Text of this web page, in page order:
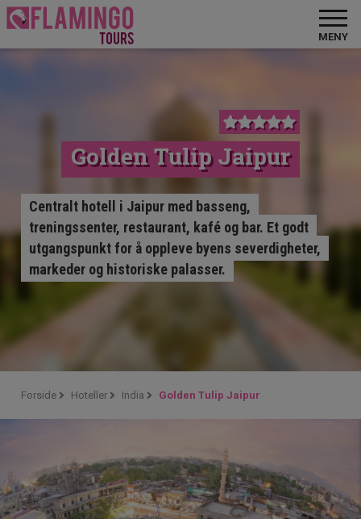
MENY
Golden Tulip Jaipur
Centralt hotell i Jaipur med basseng,
treningssenter, restaurant, kafé og bar. Et godt
utgangspunkt for å oppleve byens severdigheter,
markeder og historiske palasser.
Forside Hoteller India Golden Tulip Jaipur